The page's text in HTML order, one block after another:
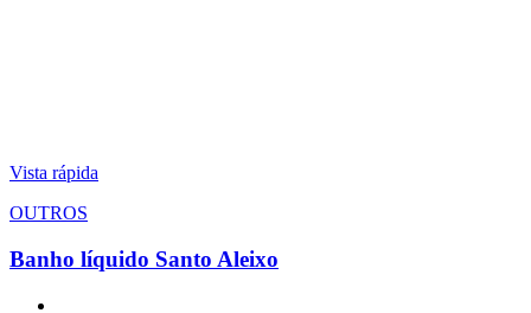
Vista rápida
OUTROS
Banho líquido Santo Aleixo